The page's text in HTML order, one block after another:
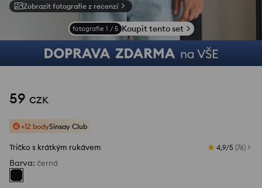
Zobrazit fotografie z recenzí
fotografie 1 / 5 Koupit tento set
59 CZK
+12 bodySinsay Club
Tričko s krátkým rukávem 4,9/5 (76)
Barva: černá